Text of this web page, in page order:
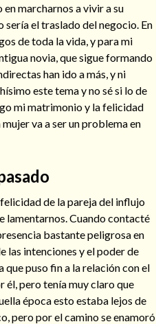
marcharnos a vivir a su
sería el traslado del negocio. En
de toda la vida, y para mi
novia, que sigue formando
han ido a más, y ni
este tema y no sé si lo de
mi matrimonio y la felicidad
va a ser un problema en
de la pareja del influjo
lamentarnos. Cuando contacté
bastante peligrosa en
las intenciones y el poder de
que puso fin a la relación con el
él, pero tenía muy claro que
época esto estaba lejos de
pero por el camino se enamoró